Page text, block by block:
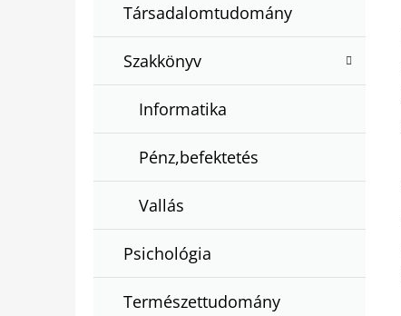
Társadalomtudomány
Szakkönyv
Informatika
Pénz,befektetés
Vallás
Psichológia
Természettudomány